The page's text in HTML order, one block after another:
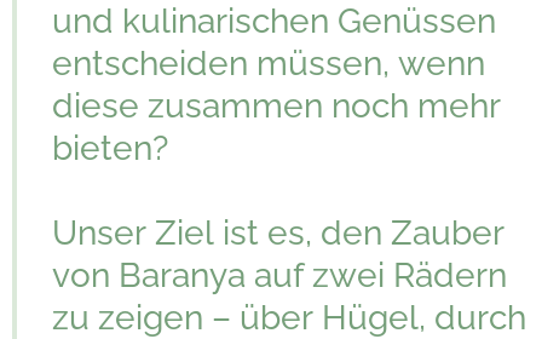
und kulinarischen Genüssen
entscheiden müssen, wenn
diese zusammen noch mehr
bieten?
Unser Ziel ist es, den Zauber
von Baranya auf zwei Rädern
zu zeigen – über Hügel, durch